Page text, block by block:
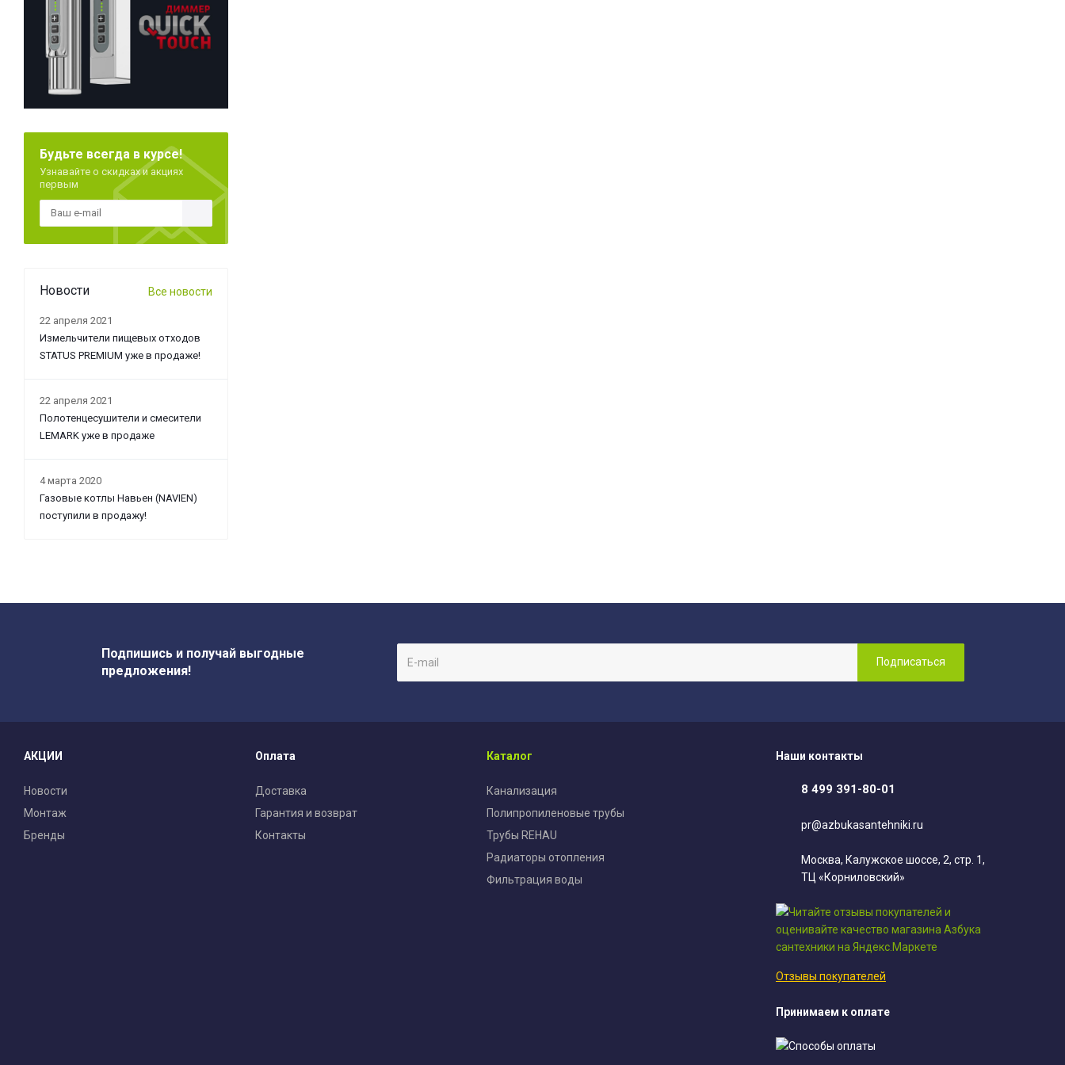
Будьте всегда в курсе!
Узнавайте о скидках и акциях
первым
Новости Все новости
22 апреля 2021
Измельчители пищевых отходов
STATUS PREMIUM уже в продаже!
22 апреля 2021
Полотенцесушители и смесители
LEMARK уже в продаже
4 марта 2020
Газовые котлы Навьен (NAVIEN)
поступили в продажу!
Подпишись и получай выгодные
предложения!
АКЦИИ
Новости
Монтаж
Бренды
Оплата
Доставка
Гарантия и возврат
Контакты
Каталог
Канализация
Полипропиленовые трубы
Трубы REHAU
Радиаторы отопления
Фильтрация воды
Наши контакты
8 499 391-80-01
pr@azbukasantehniki.ru
Москва, Калужское шоссе, 2, стр. 1,
ТЦ «Корниловский»
Отзывы покупателей
Принимаем к оплате